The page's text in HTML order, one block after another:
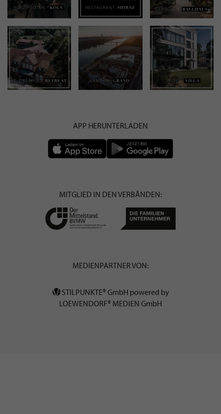
APP HERUNTERLADEN
MITGLIED IN DEN VERBÄNDEN:
MEDIENPARTNER VON:
STILPUNKTE® GmbH powered by
LOEWENDORF® MEDIEN GmbH